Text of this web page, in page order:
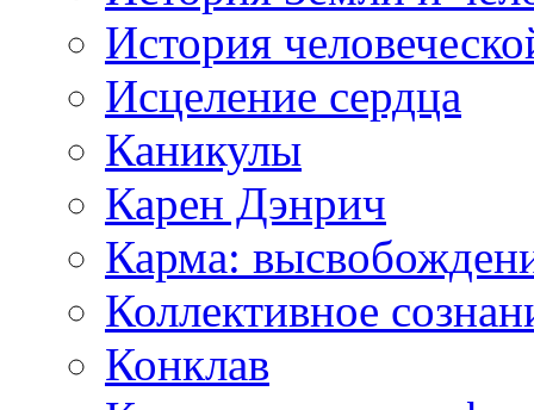
История
Исцеление сердца
Каникулы
Карен Дэнрич
Карма:
Коллективное
Конклав